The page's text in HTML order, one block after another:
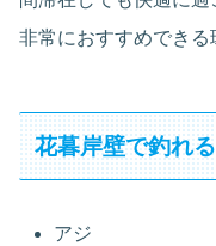
非常におすすめできる
花暮岸壁で釣れ
アジ